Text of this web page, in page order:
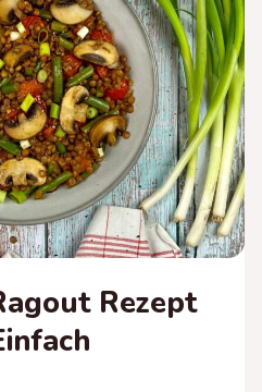
Rezept